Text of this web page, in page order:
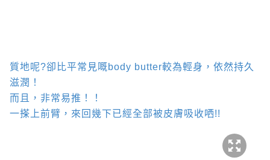
質地呢?卻比平常見嘅body butter較為輕身，依然持久
滋潤！
而且，非常易推！！
一搽上前臂，來回幾下已經全部被皮膚吸收哂!!